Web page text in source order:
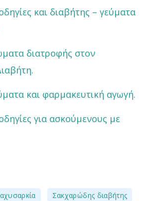
και διαβήτης – γεύματα
διατροφής στον
και φαρμακευτική αγωγή.
για ασκούμενους με
Σακχαρώδης διαβήτης